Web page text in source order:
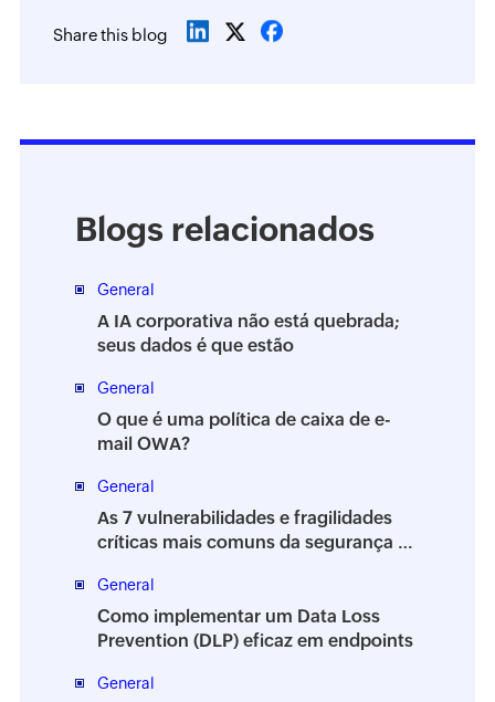
Share this blog
Blogs relacionados
General
A IA corporativa não está quebrada;
seus dados é que estão
General
O que é uma política de caixa de e-
mail OWA?
General
As 7 vulnerabilidades e fragilidades
críticas mais comuns da segurança da
General
Como implementar um Data Loss
Prevention (DLP) eficaz em endpoints
General